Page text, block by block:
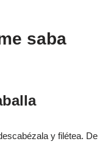
saba
y filétea. De